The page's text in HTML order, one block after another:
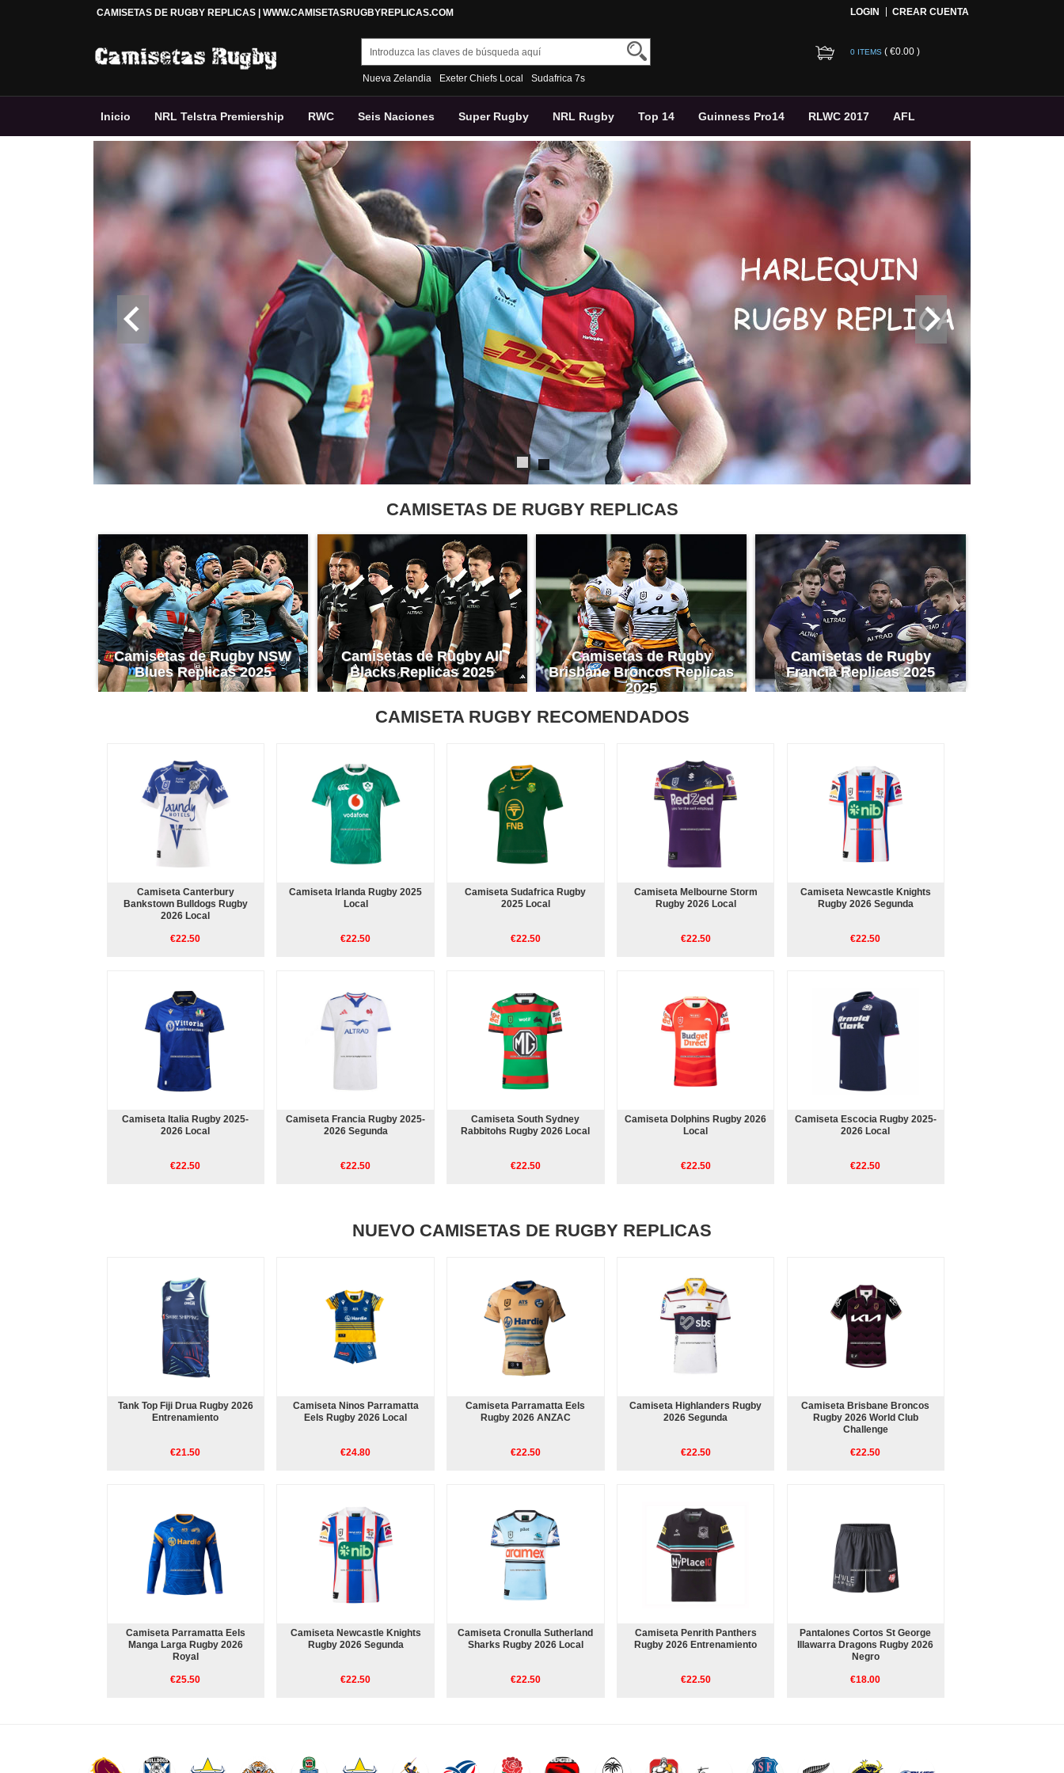
CAMISETAS DE RUGBY REPLICAS | WWW.CAMISETASRUGBYREPLICAS.COM LOGIN CREAR CUENTA
Nueva Zelandia Exeter Chiefs Local Sudafrica 7s
0 ITEMS ( €0.00 )
Inicio NRL Telstra Premiership RWC Seis Naciones Super Rugby NRL Rugby Top 14 Guinness Pro14 RLWC 2017 AFL
Premiership Rugby Accesorios Rugby Pantalons
CAMISETAS DE RUGBY REPLICAS
Camisetas de Rugby NSW
Blues Replicas 2025
Camisetas de Rugby All
Blacks Replicas 2025
Camisetas de Rugby
Brisbane Broncos Replicas
2025
Camisetas de Rugby
Francia Replicas 2025
CAMISETA RUGBY RECOMENDADOS
Camiseta Canterbury
Bankstown Bulldogs Rugby
2026 Local
€22.50
Camiseta Irlanda Rugby 2025
Local
€22.50
Camiseta Sudafrica Rugby
2025 Local
€22.50
Camiseta Melbourne Storm
Rugby 2026 Local
€22.50
Camiseta Newcastle Knights
Rugby 2026 Segunda
€22.50
Camiseta Italia Rugby 2025-
2026 Local
€22.50
Camiseta Francia Rugby 2025-
2026 Segunda
€22.50
Camiseta South Sydney
Rabbitohs Rugby 2026 Local
€22.50
Camiseta Dolphins Rugby 2026
Local
€22.50
Camiseta Escocia Rugby 2025-
2026 Local
€22.50
NUEVO CAMISETAS DE RUGBY REPLICAS
Tank Top Fiji Drua Rugby 2026
Entrenamiento
€21.50
Camiseta Ninos Parramatta
Eels Rugby 2026 Local
€24.80
Camiseta Parramatta Eels
Rugby 2026 ANZAC
€22.50
Camiseta Highlanders Rugby
2026 Segunda
€22.50
Camiseta Brisbane Broncos
Rugby 2026 World Club
Challenge
€22.50
Camiseta Parramatta Eels
Manga Larga Rugby 2026
Royal
€25.50
Camiseta Newcastle Knights
Rugby 2026 Segunda
€22.50
Camiseta Cronulla Sutherland
Sharks Rugby 2026 Local
€22.50
Camiseta Penrith Panthers
Rugby 2026 Entrenamiento
€22.50
Pantalones Cortos St George
Illawarra Dragons Rugby 2026
Negro
€18.00